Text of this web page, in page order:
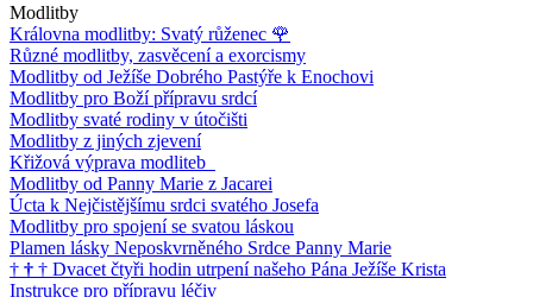
Modlitby
Královna modlitby: Svatý růženec 🌹
Různé modlitby, zasvěcení a exorcismy
Modlitby od Ježíše Dobrého Pastýře k Enochovi
Modlitby pro Boží přípravu srdcí
Modlitby svaté rodiny v útočišti
Modlitby z jiných zjevení
Křižová výprava modliteb
Modlitby od Panny Marie z Jacarei
Úcta k Nejčistějšímu srdci svatého Josefa
Modlitby pro spojení se svatou láskou
Plamen lásky Neposkvrněného Srdce Panny Marie
† † † Dvacet čtyři hodin utrpení našeho Pána Ježíše Krista
Instrukce pro přípravu léčiv